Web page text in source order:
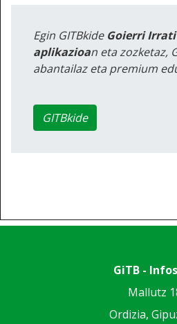
Egin GITBkide Goierri
aplikazioan eta zozketaz,
abantailaz eta premium
GITBkide
GiTB -
Mallutz
Ordizia,